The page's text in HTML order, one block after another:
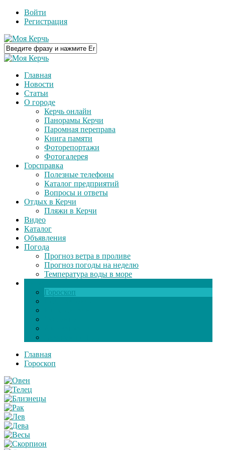
Войти
Регистрация
Главная
Новости
Статьи
О городе
Керчь онлайн
Панорамы Керчи
Паромная переправа
Книга памяти
Фоторепортажи
Фотогалерея
Горсправка
Полезные телефоны
Каталог предприятий
Вопросы и ответы
Отдых в Керчи
Пляжи в Керчи
Видео
Каталог
Объявления
Погода
Прогноз ветра в проливе
Прогноз погоды на неделю
Температура воды в море
Гороскоп
Главная
Гороскоп